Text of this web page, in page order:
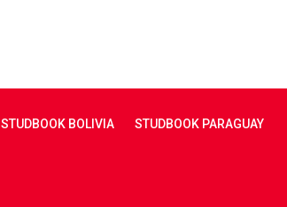
STUDBOOK BOLIVIA STUDBOOK PARAGUAY